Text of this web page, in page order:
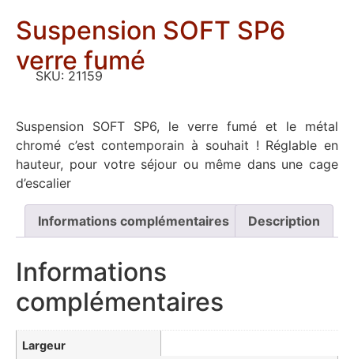
Suspension SOFT SP6
verre fumé
SKU: 21159
Suspension SOFT SP6, le verre fumé et le métal
chromé c’est contemporain à souhait ! Réglable en
hauteur, pour votre séjour ou même dans une cage
d’escalier
Informations complémentaires Description
Informations
complémentaires
Largeur